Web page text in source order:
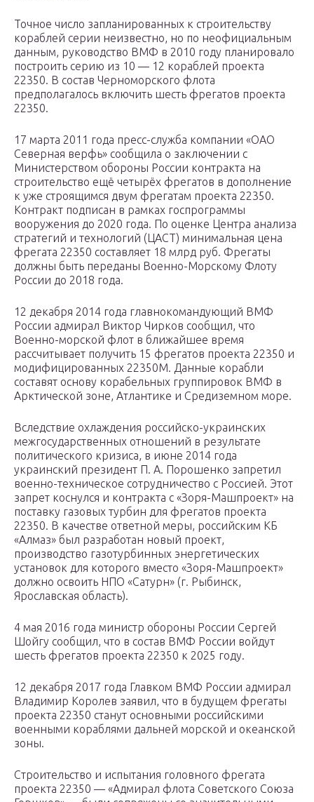
Точное число запланированных к строительству
кораблей серии неизвестно, но по неофициальным
данным, руководство ВМФ в 2010 году планировало
построить серию из 10 — 12 кораблей проекта
22350. В состав Черноморского флота
предполагалось включить шесть фрегатов проекта
22350.
17 марта 2011 года пресс-служба компании «ОАО
Северная верфь» сообщила о заключении с
Министерством обороны России контракта на
строительство ещё четырёх фрегатов в дополнение
к уже строящимся двум фрегатам проекта 22350.
Контракт подписан в рамках госпрограммы
вооружения до 2020 года. По оценке Центра анализа
стратегий и технологий (ЦАСТ) минимальная цена
фрегата 22350 составляет 18 млрд руб. Фрегаты
должны быть переданы Военно-Морскому Флоту
России до 2018 года.
12 декабря 2014 года главнокомандующий ВМФ
России адмирал Виктор Чирков сообщил, что
Военно-морской флот в ближайшее время
рассчитывает получить 15 фрегатов проекта 22350 и
модифицированных 22350М. Данные корабли
составят основу корабельных группировок ВМФ в
Арктической зоне, Атлантике и Средиземном море.
Вследствие охлаждения российско-украинских
межгосударственных отношений в результате
политического кризиса, в июне 2014 года
украинский президент П. А. Порошенко запретил
военно-техническое сотрудничество с Россией. Этот
запрет коснулся и контракта с «Зоря-Машпроект» на
поставку газовых турбин для фрегатов проекта
22350. В качестве ответной меры, российским КБ
«Алмаз» был разработан новый проект,
производство газотурбинных энергетических
установок для которого вместо «Зоря-Машпроект»
должно освоить НПО «Сатурн» (г. Рыбинск,
Ярославская область).
4 мая 2016 года министр обороны России Сергей
Шойгу сообщил, что в состав ВМФ России войдут
шесть фрегатов проекта 22350 к 2025 году.
12 декабря 2017 года Главком ВМФ России адмирал
Владимир Королев заявил, что в будущем фрегаты
проекта 22350 станут основными российскими
военными кораблями дальней морской и океанской
зоны.
Строительство и испытания головного фрегата
проекта 22350 — «Адмирал флота Советского Союза